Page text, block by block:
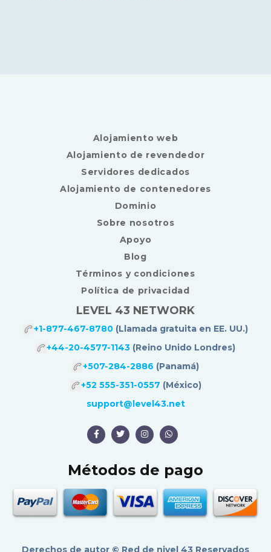
Alojamiento web
Alojamiento de revendedor
Servidores dedicados
Alojamiento de contenedores
Dominio
Sobre nosotros
Apoyo
Blog
Términos y condiciones
Política de privacidad
LEVEL 43 NETWORK
+1-877-467-8780 (Llamada gratuita en EE. UU.)
+44-20-4577-1143 (Reino Unido Londres)
+507-284-2886 (Panamá)
+52 555-351-0557 (México)
support@level43.net
Métodos de pago
Derechos de autor © Red de nivel 43 Reservados